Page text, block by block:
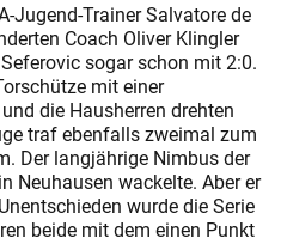
Jugend-Trainer Salvatore de
Coach Oliver Klingler
sogar schon mit 2:0.
mit einer
die Hausherren drehten
traf ebenfalls zweimal zum
Der langjährige Nimbus der
Neuhausen wackelte. Aber er
wurde die Serie
beide mit dem einen Punkt